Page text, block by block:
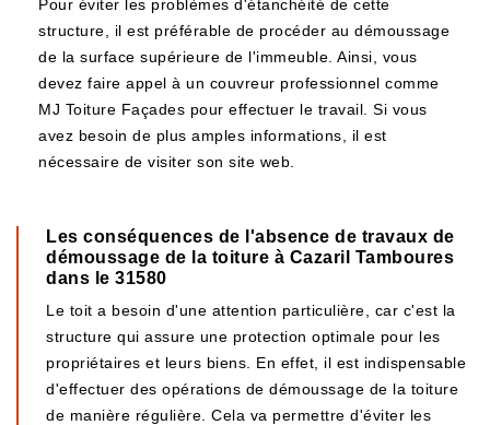
Pour éviter les problèmes d'étanchéité de cette
structure, il est préférable de procéder au démoussage
de la surface supérieure de l'immeuble. Ainsi, vous
devez faire appel à un couvreur professionnel comme
MJ Toiture Façades pour effectuer le travail. Si vous
avez besoin de plus amples informations, il est
nécessaire de visiter son site web.
Les conséquences de l'absence de travaux de
démoussage de la toiture à Cazaril Tamboures
dans le 31580
Le toit a besoin d'une attention particulière, car c'est la
structure qui assure une protection optimale pour les
propriétaires et leurs biens. En effet, il est indispensable
d'effectuer des opérations de démoussage de la toiture
de manière régulière. Cela va permettre d'éviter les